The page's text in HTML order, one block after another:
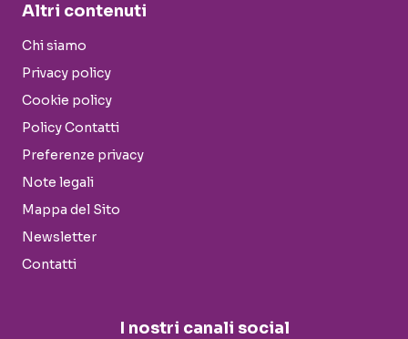
Altri contenuti
Chi siamo
Privacy policy
Cookie policy
Policy Contatti
Preferenze privacy
Note legali
Mappa del Sito
Newsletter
Contatti
I nostri canali social